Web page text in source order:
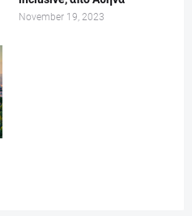
November 19, 2023